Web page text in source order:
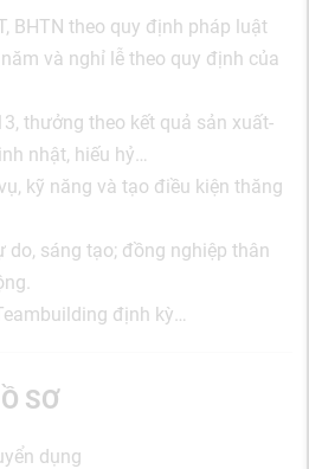
BHTN theo quy định pháp luật
và nghỉ lễ theo quy định của
thưởng theo kết quả sản xuất-
nhật, hiếu hỷ…
kỹ năng và tạo điều kiện thăng
do, sáng tạo; đồng nghiệp thân
định kỳ…
SƠ
dụng